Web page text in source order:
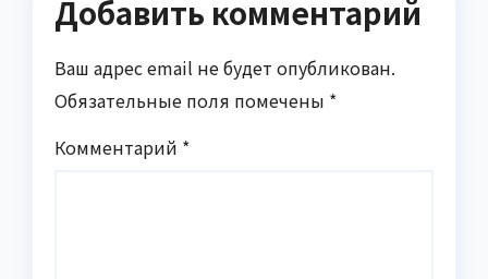
Добавить комментарий
Ваш адрес email не будет опубликован.
Обязательные поля помечены *
Комментарий *